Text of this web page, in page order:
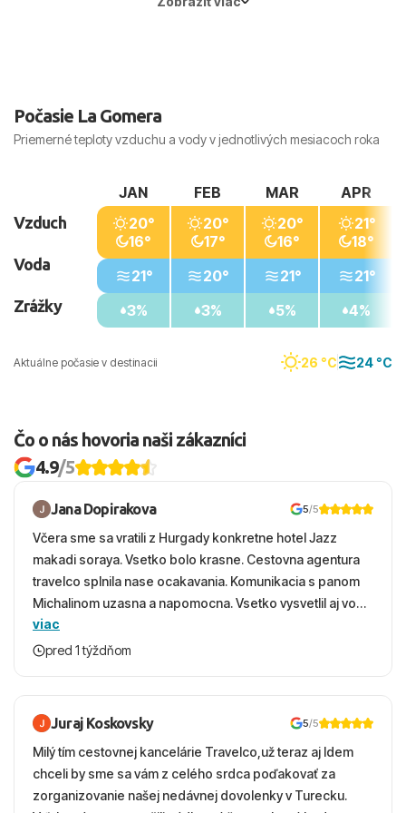
Počasie La Gomera
Priemerné teploty vzduchu a vody v jednotlivých mesiacoch roka
Aktuálne počasie v destinacii 26 °C 24 °C
Vzduch
Voda
Zrážky
JAN
20°
16°
21°
3%
FEB
20°
17°
20°
3%
MAR
20°
16°
21°
5%
APR
21°
18°
21°
4%
Čo o nás hovoria naši zákazníci
4.9/5
Jana Dopirakova 5/5
Včera sme sa vratili z Hurgady konkretne hotel Jazz
makadi soraya. Vsetko bolo krasne. Cestovna agentura
travelco splnila nase ocakavania. Komunikacia s panom
Michalinom uzasna a napomocna. Vsetko vysvetlil aj vo
vecernych hodinach zaco sa ospravedlnujem. Hotel
krasny, cisty. Sluzby top. Strava, prostredie, more,
viac
pred 1 týždňom
Juraj Koskovsky 5/5
Milý tím cestovnej kancelárie Travelco,už teraz aj Idem
chceli by sme sa vám z celého srdca poďakovať za
zorganizovanie našej nedávnej dovolenky v Turecku.